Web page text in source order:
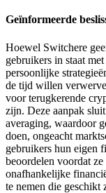
Geïnformeerde
Hoewel Switchere
gebruikers in staat
persoonlijke
de tijd willen
voor terugkerende
zijn. Deze aanpak
averaging, waardoor
doen, ongeacht
gebruikers hun eigen
beoordelen voordat
onafhankelijke
te nemen die